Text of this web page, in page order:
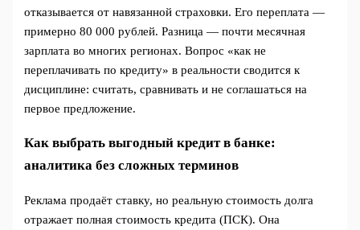
отказывается от навязанной страховки. Его переплата —
примерно 80 000 рублей. Разница — почти месячная
зарплата во многих регионах. Вопрос «как не
переплачивать по кредиту» в реальности сводится к
дисциплине: считать, сравнивать и не соглашаться на
первое предложение.
Как выбрать выгодный кредит в банке:
аналитика без сложных терминов
Реклама продаёт ставку, но реальную стоимость долга
отражает полная стоимость кредита (ПСК). Она